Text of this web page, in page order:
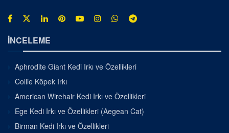
İNCELEME
Aphrodite Giant Kedi Irkı ve Özellikleri
Collie Köpek Irkı
American Wirehair Kedi Irkı ve Özellikleri
Ege Kedi Irkı ve Özellikleri (Aegean Cat)
Birman Kedi Irkı ve Özellikleri